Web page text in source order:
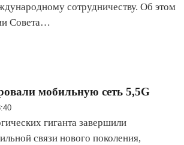
сотрудничеству. Об этом
Совета…
мобильную сеть 5,5G
гиганта завершили
связи нового поколения,